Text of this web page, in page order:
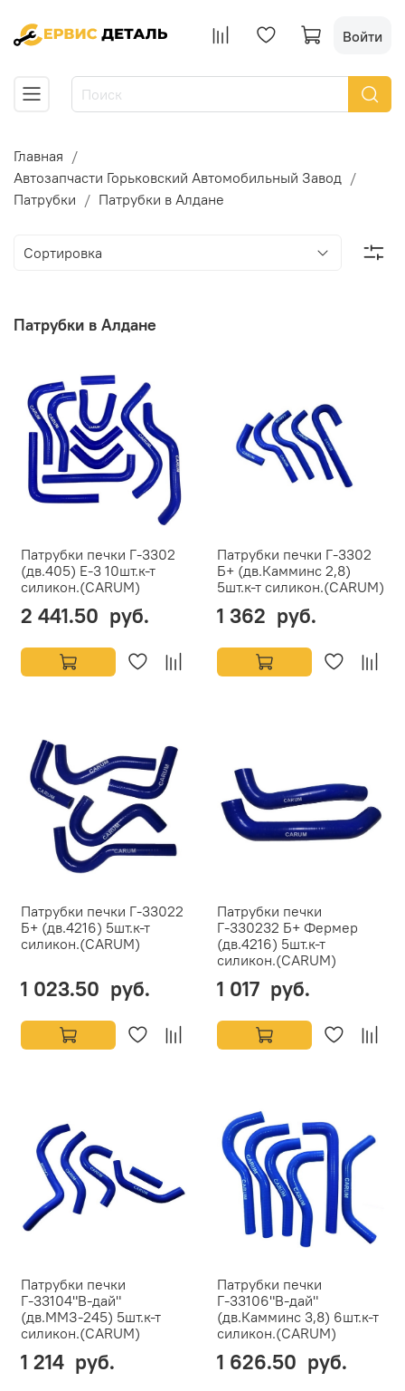
Войти
Главная
Автозапчасти Горьковский Автомобильный Завод
Патрубки
Патрубки в Алдане
Патрубки в Алдане
Патрубки печки Г-3302
(дв.405) Е-3 10шт.к-т
силикон.(CARUM)
2 441.50 руб.
Патрубки печки Г-3302
Б+ (дв.Камминс 2,8)
5шт.к-т силикон.(CARUM)
1 362 руб.
Патрубки печки Г-33022
Б+ (дв.4216) 5шт.к-т
силикон.(CARUM)
1 023.50 руб.
Патрубки печки
Г-330232 Б+ Фермер
(дв.4216) 5шт.к-т
силикон.(CARUM)
1 017 руб.
Патрубки печки
Г-33104"В-дай"
(дв.ММЗ-245) 5шт.к-т
силикон.(CARUM)
1 214 руб.
Патрубки печки
Г-33106"В-дай"
(дв.Камминс 3,8) 6шт.к-т
силикон.(CARUM)
1 626.50 руб.